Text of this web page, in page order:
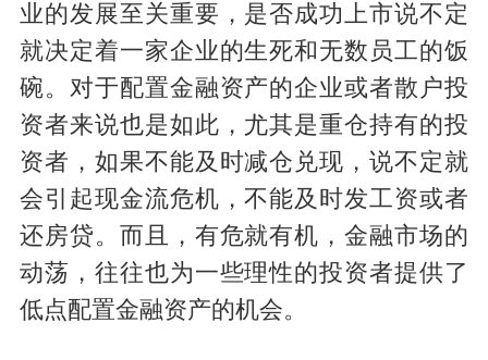
业的发展至关重要，是否成功上市说不定
就决定着一家企业的生死和无数员工的饭
碗。对于配置金融资产的企业或者散户投
资者来说也是如此，尤其是重仓持有的投
资者，如果不能及时减仓兑现，说不定就
会引起现金流危机，不能及时发工资或者
还房贷。而且，有危就有机，金融市场的
动荡，往往也为一些理性的投资者提供了
低点配置金融资产的机会。